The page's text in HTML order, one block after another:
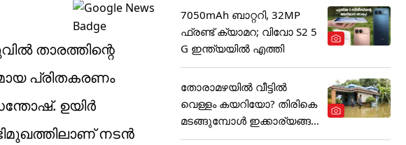
താരത്തിന്റെ
പ്രിതകരണം
ഉയിര്‍
നടന്‍
7050mAh ബാറ്ററി, 32MP
ഫ്രണ്ട് ക്യാമറ; വിവോ S2 5
G ഇന്ത്യയിൽ എത്തി
തോരാമഴയിൽ വീട്ടിൽ
വെള്ളം കയറിയോ? തിരികെ
മടങ്ങുമ്പോൾ ഇക്കാര്യങ്ങ
ൾ